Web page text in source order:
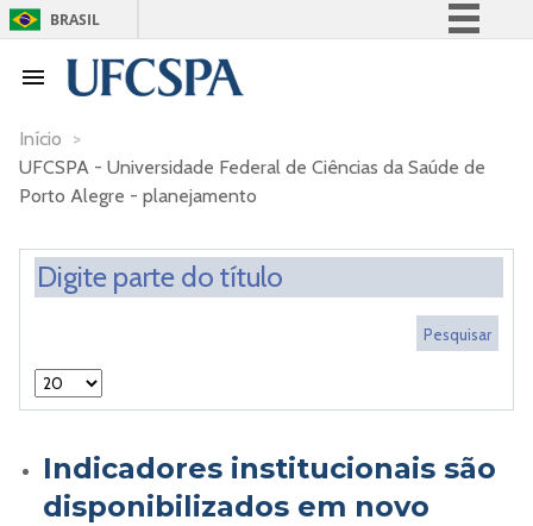
BRASIL
Acesso à informação
Canais
Início >
UFCSPA - Universidade Federal de Ciências da Saúde de
Porto Alegre - planejamento
Indicadores institucionais são
disponibilizados em novo